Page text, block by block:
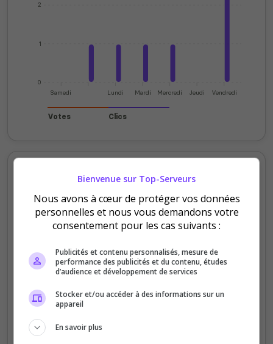
0
1
2
Samedi Lundi Mardi Mercredi Jeudi Vendredi
Votes Clics
40
80
Sept Oct Nov Déc
Bienvenue sur Top-Serveurs
Nous avons à cœur de protéger vos données
personnelles et nous vous demandons votre
consentement pour les cas suivants :
Publicités et contenu personnalisés, mesure de
performance des publicités et du contenu, études
d’audience et développement de services
Stocker et/ou accéder à des informations sur un
appareil
En savoir plus